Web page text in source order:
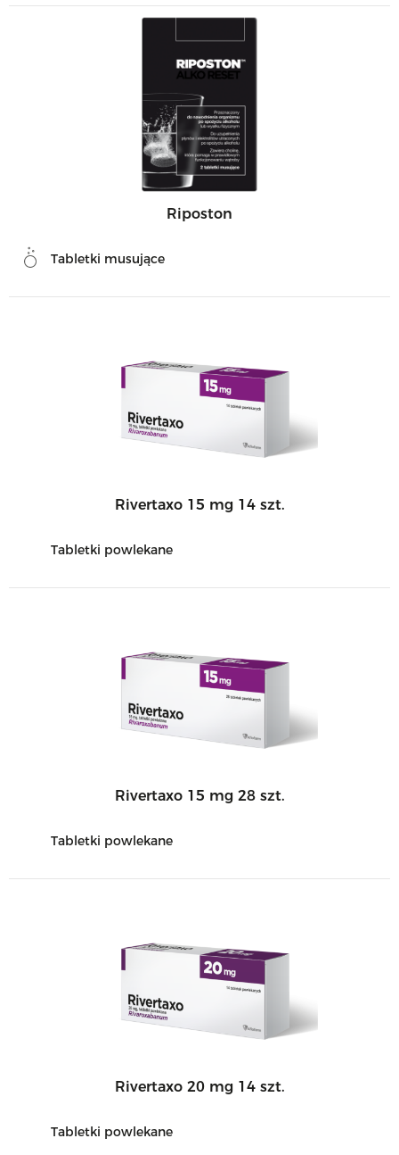
Riposton
Tabletki musujące
Rivertaxo 15 mg 14 szt.
Tabletki powlekane
Rivertaxo 15 mg 28 szt.
Tabletki powlekane
Rivertaxo 20 mg 14 szt.
Tabletki powlekane